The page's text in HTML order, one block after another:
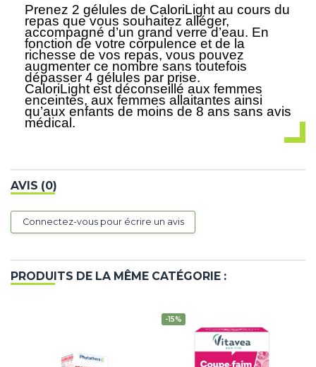
Prenez 2 gélules de CaloriLight au cours du
repas que vous souhaitez alléger,
accompagné d’un grand verre d’eau. En
fonction de votre corpulence et de la
richesse de vos repas, vous pouvez
augmenter ce nombre sans toutefois
dépasser 4 gélules par prise.
CaloriLight est déconseillé aux femmes
enceintes, aux femmes allaitantes ainsi
qu’aux enfants de moins de 8 ans sans avis
médical.
AVIS (0)
Connectez-vous pour écrire un avis
PRODUITS DE LA MÊME CATÉGORIE :
-15%